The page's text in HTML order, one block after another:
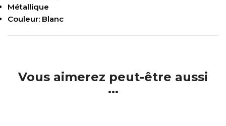
Métallique
Couleur: Blanc
Vous aimerez peut-être aussi
...